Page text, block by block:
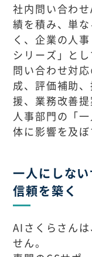
社内問い合わ
績を積み、単
く、企業の人
シリーズ」とし
問い合わせ対
成、評価補助
援、業務改善提
人事部門の「
体に影響を及ぼ
一人にしな
信頼を築く
AIさくらさん
せん。